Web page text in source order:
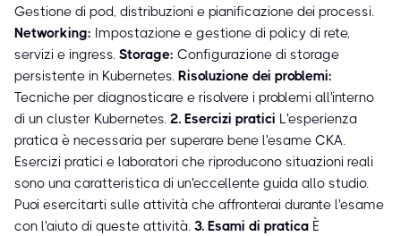
Gestione di pod, distribuzioni e pianificazione dei processi.
Networking: Impostazione e gestione di policy di rete,
servizi e ingress. Storage: Configurazione di storage
persistente in Kubernetes. Risoluzione dei problemi:
Tecniche per diagnosticare e risolvere i problemi all'interno
di un cluster Kubernetes. 2. Esercizi pratici L'esperienza
pratica è necessaria per superare bene l'esame CKA.
Esercizi pratici e laboratori che riproducono situazioni reali
sono una caratteristica di un'eccellente guida allo studio.
Puoi esercitarti sulle attività che affronterai durante l'esame
con l'aiuto di queste attività. 3. Esami di pratica È